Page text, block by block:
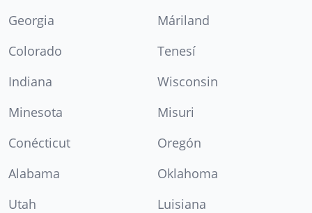
Georgia
Máriland
Colorado
Tenesí
Indiana
Wisconsin
Minesota
Misuri
Conécticut
Oregón
Alabama
Oklahoma
Utah
Luisiana